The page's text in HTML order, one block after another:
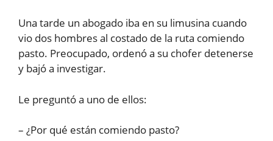
Una tarde un abogado iba en su limusina cuando
vio dos hombres al costado de la ruta comiendo
pasto. Preocupado, ordenó a su chofer detenerse
y bajó a investigar.
Le preguntó a uno de ellos:
– ¿Por qué están comiendo pasto?